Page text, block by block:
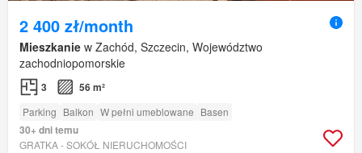
2 400 zł/month
Mieszkanie w Zachód, Szczecin, Województwo
zachodniopomorskie
3 56 m²
Parking Balkon W pełni umeblowane Basen
30+ dni temu
GRATKA - SOKÓŁ NIERUCHOMOŚCI